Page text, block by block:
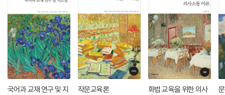
국어과 교재 연구 및 지
작문교육론
화법 교육을 위한 의사